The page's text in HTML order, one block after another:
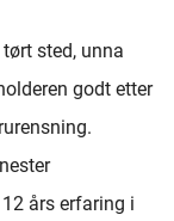
sted, unna
godt etter
års erfaring i